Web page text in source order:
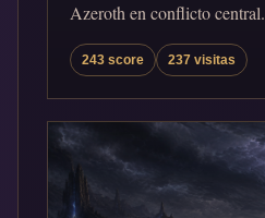
Azeroth en conflicto central.
243 score 237 visitas